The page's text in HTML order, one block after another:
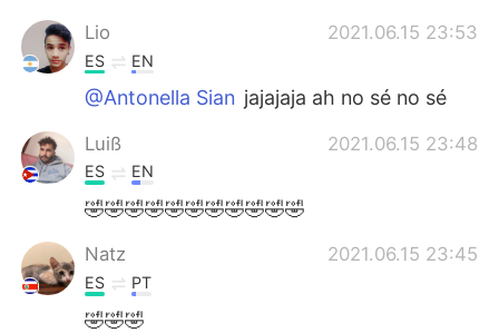
Lio 2021.06.15 23:53
ES EN
@Antonella Sian jajajaja ah no sé no sé
Luiß 2021.06.15 23:48
ES EN
🤣🤣🤣🤣🤣🤣🤣🤣🤣🤣🤣
Natz 2021.06.15 23:45
ES PT
🤣🤣🤣